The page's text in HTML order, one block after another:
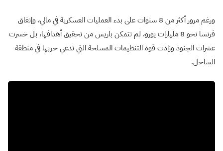
ورغم مرور أكثر من 8 سنوات على بدء العمليات العسكرية في مالي، وإنفاق
فرنسا نحو 8 مليارات يورو، لم تتمكن باريس من تحقيق أهدافها، بل خسرت
عشرات الجنود وزادت قوة التنظيمات المسلحة التي تدعي حربها في منطقة
الساحل.